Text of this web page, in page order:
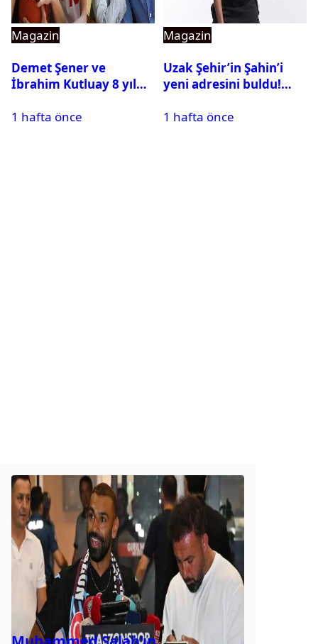
Magazin
Demet Şener ve
İbrahim Kutluay 8 yıl
Ailece Yunanistan
1 hafta önce
Magazin
Uzak Şehir’in Şahin’i
yeni adresini buldu!
rekortmeni dizide
1 hafta önce